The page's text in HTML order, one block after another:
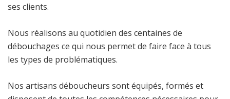
ses clients.
Nous réalisons au quotidien des centaines de
débouchages ce qui nous permet de faire face à tous
les types de problématiques.
Nos artisans déboucheurs sont équipés, formés et